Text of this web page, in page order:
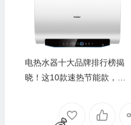
电热水器十大品牌排行榜揭
晓！这10款速热节能款，闭